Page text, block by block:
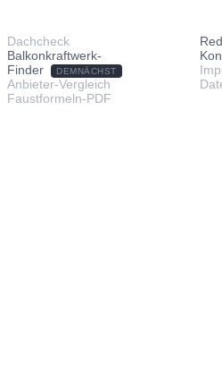
Dachcheck
Balkonkraftwerk-
Finder
DEMNÄCHST
Anbieter-Vergleich
Faustformeln-PDF